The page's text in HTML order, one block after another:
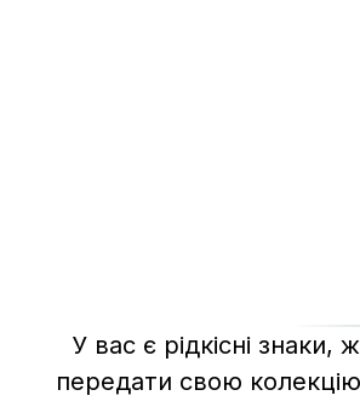
У вас є рідкісні
передати свою